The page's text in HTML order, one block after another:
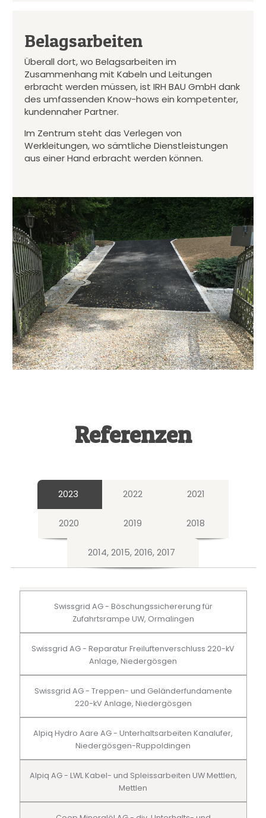
Belagsarbeiten
Überall dort, wo Belagsarbeiten im
Zusammenhang mit Kabeln und Leitungen
erbracht werden müssen, ist IRH BAU GmbH dank
des umfassenden Know-hows ein kompetenter,
kundennaher Partner.
Im Zentrum steht das Verlegen von
Werkleitungen, wo sämtliche Dienstleistungen
aus einer Hand erbracht werden können.
Referenzen
2023 2022 2021
2020 2019 2018
2014, 2015, 2016, 2017
Swissgrid AG - Böschungssichererung für
Zufahrtsrampe UW, Ormalingen
Swissgrid AG - Reparatur Freiluftenverschluss 220-kV
Anlage, Niedergösgen
Swissgrid AG - Treppen- und Geländerfundamente
220-kV Anlage, Niedergösgen
Alpiq Hydro Aare AG - Unterhaltsarbeiten Kanalufer,
Niedergösgen-Ruppoldingen
Alpiq AG - LWL Kabel- und Spleissarbeiten UW Mettlen,
Mettlen